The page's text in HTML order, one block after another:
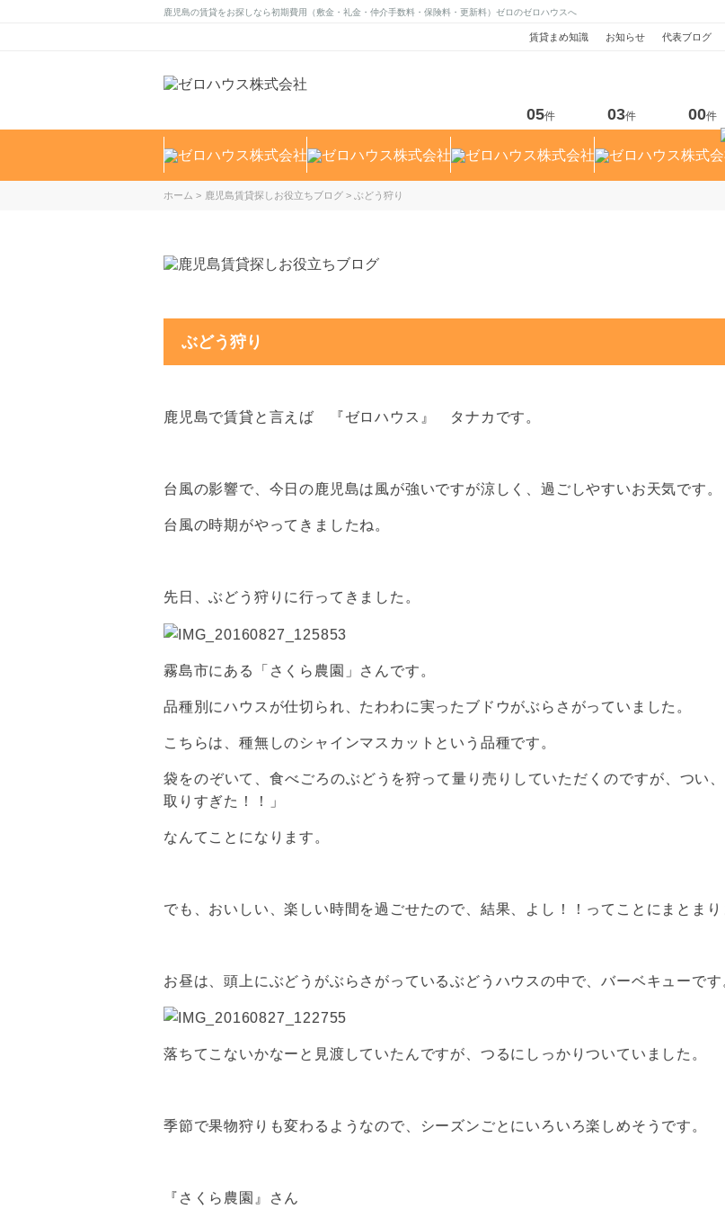
鹿児島の賃貸をお探しなら初期費用（敷金・礼金・仲介手数料・保険料・更新料）ゼロのゼロハウスへ
賃貸まめ知識 お知らせ 代表ブログ
05件 03件 00件
ホーム 鹿児島賃貸探しお役立ちブログ ぶどう狩り
ぶどう狩り
鹿児島で賃貸と言えば 『ゼロハウス』 タナカです。
台風の影響で、今日の鹿児島は風が強いですが涼しく、過ごしやすいお天気です。
台風の時期がやってきましたね。
先日、ぶどう狩りに行ってきました。
霧島市にある「さくら農園」さんです。
品種別にハウスが仕切られ、たわわに実ったブドウがぶらさがっていました。
こちらは、種無しのシャインマスカットという品種です。
袋をのぞいて、食べごろのぶどうを狩って量り売りしていただくのですが、つい
取りすぎた！！」
なんてことになります。
でも、おいしい、楽しい時間を過ごせたので、結果、よし！！ってことにまとまり
お昼は、頭上にぶどうがぶらさがっているぶどうハウスの中で、バーベキューです
落ちてこないかなーと見渡していたんですが、つるにしっかりついていました。
季節で果物狩りも変わるようなので、シーズンごとにいろいろ楽しめそうです。
『さくら農園』さん